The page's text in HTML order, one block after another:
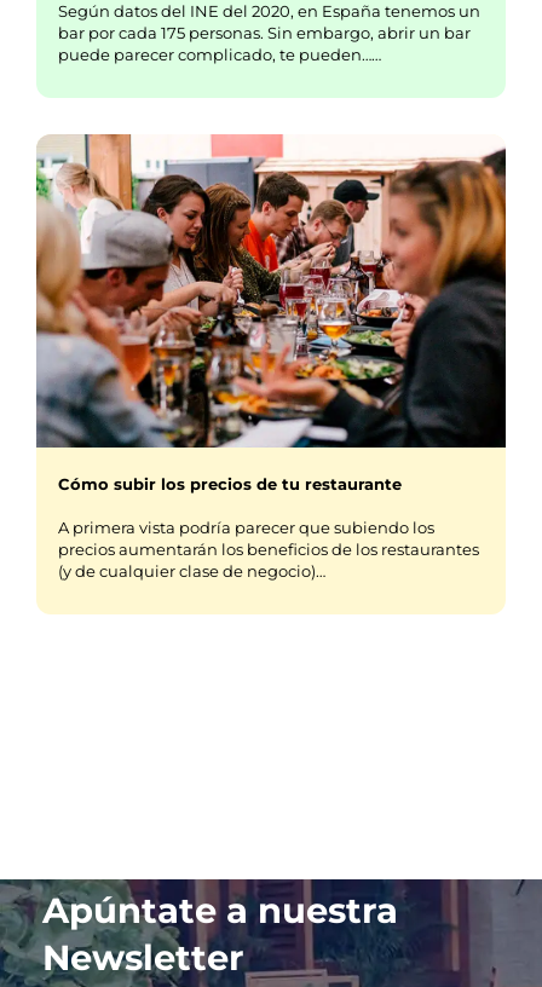
Según datos del INE del 2020, en España tenemos un
bar por cada 175 personas. Sin embargo, abrir un bar
puede parecer complicado, te pueden……
Cómo subir los precios de tu restaurante
A primera vista podría parecer que subiendo los
precios aumentarán los beneficios de los restaurantes
(y de cualquier clase de negocio)…
Apúntate a nuestra
Newsletter